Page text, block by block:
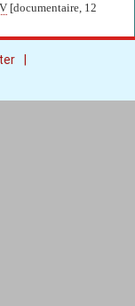
[documentaire, 12